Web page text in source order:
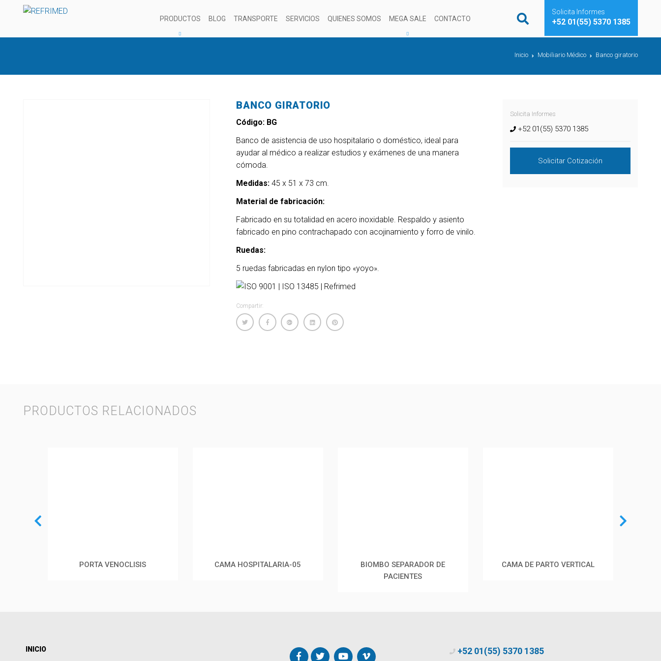
PRODUCTOS BLOG TRANSPORTE SERVICIOS QUIENES SOMOS MEGA SALE CONTACTO
Solicita Informes
+52 01(55) 5370 1385
Inicio Mobiliario Médico Banco giratorio
BANCO GIRATORIO
Código: BG
Banco de asistencia de uso hospitalario o doméstico, ideal para
ayudar al médico a realizar estudios y exámenes de una manera
cómoda.
Medidas: 45 x 51 x 73 cm.
Material de fabricación:
Fabricado en su totalidad en acero inoxidable. Respaldo y asiento
fabricado en pino contrachapado con acojinamiento y forro de vinilo.
Ruedas:
5 ruedas fabricadas en nylon tipo «yoyo».
Compartir:
Solicita Informes
+52 01(55) 5370 1385
Solicitar Cotización
PRODUCTOS RELACIONADOS
PORTA VENOCLISIS CAMA HOSPITALARIA-05
BIOMBO SEPARADOR DE
PACIENTES
CAMA DE PARTO VERTICAL
INICIO
+52 01(55) 5370 1385